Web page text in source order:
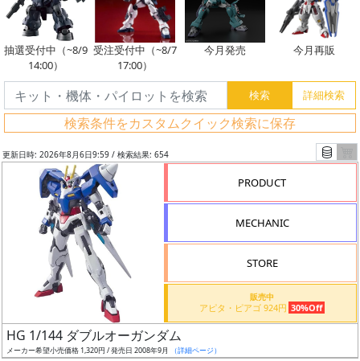
抽選受付中（~8/9
14:00）
受注受付中（~8/7
17:00）
今月発売 今月再販
検索条件をカスタムクイック検索に保存
フ
リ
更新日時: 2026年8月6日9:59 / 検索結果: 654
PRODUCT
MECHANIC
STORE
販売中
アピタ・ピアゴ 924円 30%Off
HG 1/144 ダブルオーガンダム
メーカー希望小売価格 1,320円 / 発売日 2008年9月 （詳細ページ）